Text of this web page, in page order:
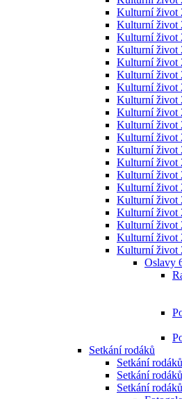
Kulturní život
Kulturní život
Kulturní život
Kulturní život
Kulturní život
Kulturní život
Kulturní život
Kulturní život
Kulturní život
Kulturní život
Kulturní život
Kulturní život
Kulturní život
Kulturní život
Kulturní život
Kulturní život
Kulturní život
Kulturní život
Kulturní život
Kulturní život
Oslavy
Setkání rodáků
Setkání
Setkání
Setkání